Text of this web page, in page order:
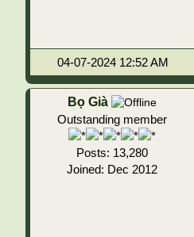
04-07-2024 12:52 AM
Bọ Già
Outstanding member
Posts: 13,280
Joined: Dec 2012